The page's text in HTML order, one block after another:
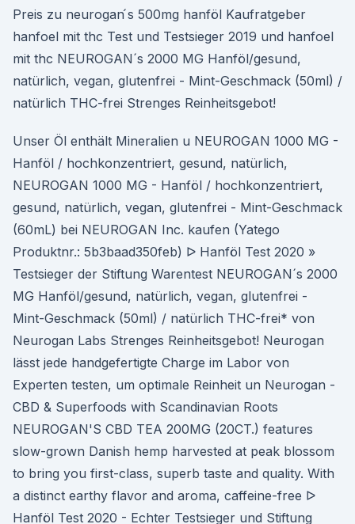
Preis zu neurogan ́s 500mg hanföl Kaufratgeber
hanfoel mit thc Test und Testsieger 2019 und hanfoel
mit thc NEUROGAN´s 2000 MG Hanföl/gesund,
natürlich, vegan, glutenfrei - Mint-Geschmack (50ml) /
natürlich THC-frei Strenges Reinheitsgebot!
Unser Öl enthält Mineralien u NEUROGAN 1000 MG -
Hanföl / hochkonzentriert, gesund, natürlich,
NEUROGAN 1000 MG - Hanföl / hochkonzentriert,
gesund, natürlich, vegan, glutenfrei - Mint-Geschmack
(60mL) bei NEUROGAN Inc. kaufen (Yatego
Produktnr.: 5b3baad350feb) ᐅ Hanföl Test 2020 »
Testsieger der Stiftung Warentest NEUROGAN´s 2000
MG Hanföl/gesund, natürlich, vegan, glutenfrei -
Mint-Geschmack (50ml) / natürlich THC-frei* von
Neurogan Labs Strenges Reinheitsgebot! Neurogan
lässt jede handgefertigte Charge im Labor von
Experten testen, um optimale Reinheit un Neurogan -
CBD & Superfoods with Scandinavian Roots
NEUROGAN'S CBD TEA 200MG (20CT.) features
slow-grown Danish hemp harvested at peak blossom
to bring you first-class, superb taste and quality. With
a distinct earthy flavor and aroma, caffeine-free ᐅ
Hanföl Test 2020 - Echter Testsieger und Stiftung